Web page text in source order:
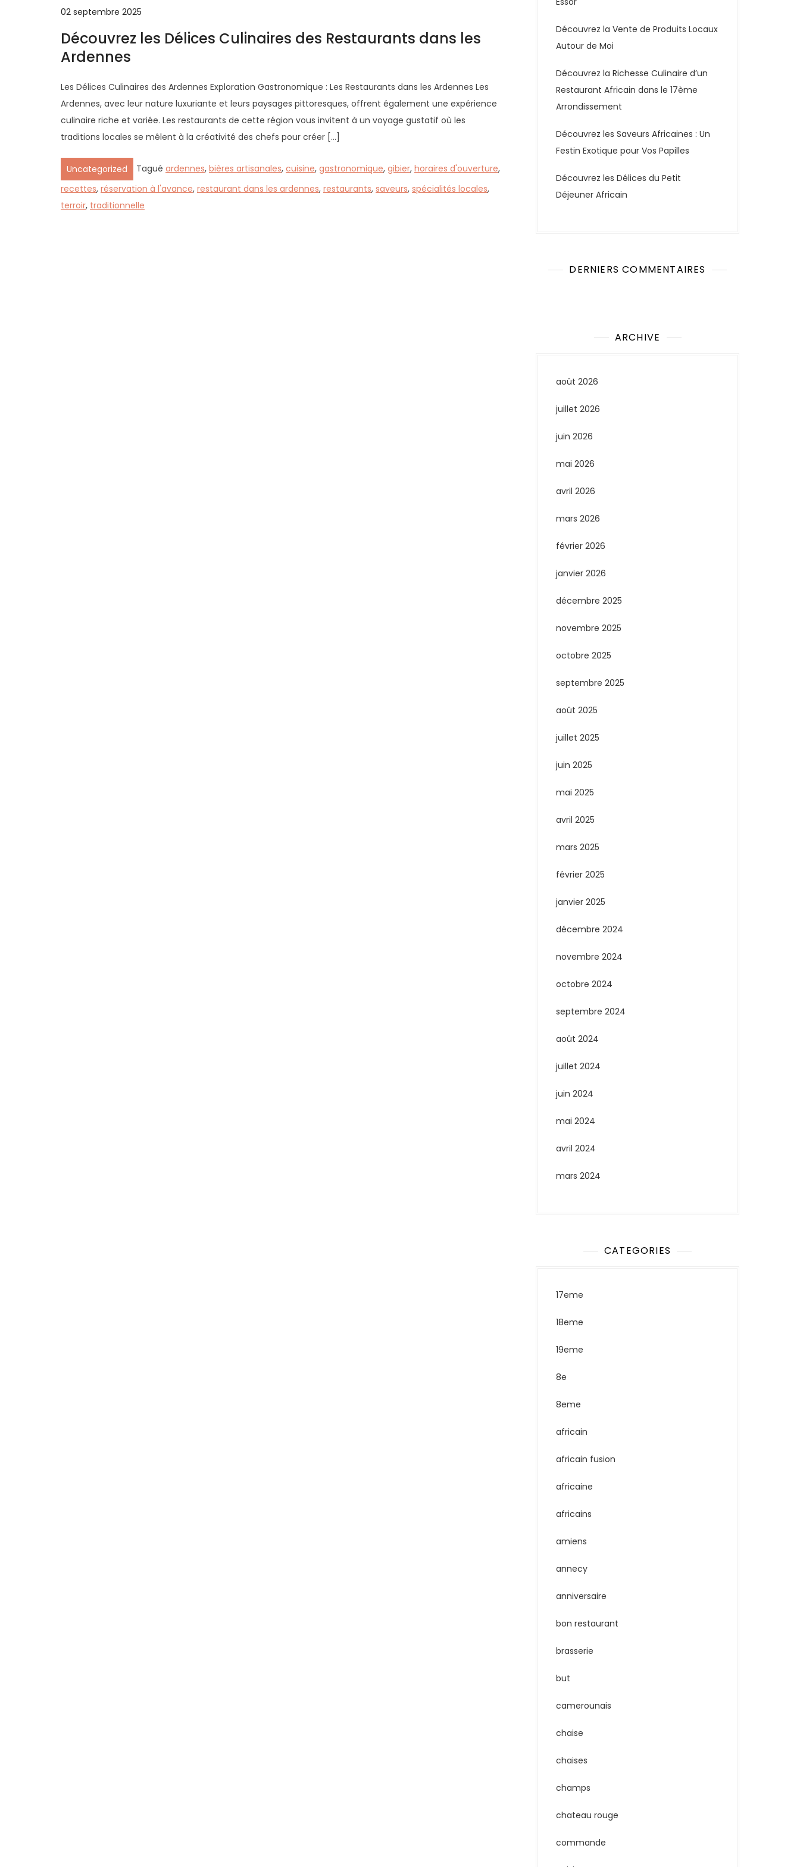
02 septembre 2025
Découvrez les Délices Culinaires des Restaurants dans les
Ardennes
Les Délices Culinaires des Ardennes Exploration Gastronomique : Les Restaurants dans les Ardennes Les
Ardennes, avec leur nature luxuriante et leurs paysages pittoresques, offrent également une expérience
culinaire riche et variée. Les restaurants de cette région vous invitent à un voyage gustatif où les
traditions locales se mêlent à la créativité des chefs pour créer […]
Uncategorized Tagué ardennes, bières artisanales, cuisine, gastronomique, gibier, horaires d'ouverture,
recettes, réservation à l'avance, restaurant dans les ardennes, restaurants, saveurs, spécialités locales,
terroir, traditionnelle
Découvrez la Vente de Produits Locaux
Autour de Moi
Découvrez la Richesse Culinaire d’un
Restaurant Africain dans le 17ème
Arrondissement
Découvrez les Saveurs Africaines : Un
Festin Exotique pour Vos Papilles
Découvrez les Délices du Petit
Déjeuner Africain
DERNIERS COMMENTAIRES
ARCHIVE
août 2026
juillet 2026
juin 2026
mai 2026
avril 2026
mars 2026
février 2026
janvier 2026
décembre 2025
novembre 2025
octobre 2025
septembre 2025
août 2025
juillet 2025
juin 2025
mai 2025
avril 2025
mars 2025
février 2025
janvier 2025
décembre 2024
novembre 2024
octobre 2024
septembre 2024
août 2024
juillet 2024
juin 2024
mai 2024
avril 2024
mars 2024
CATEGORIES
17eme
18eme
19eme
8e
8eme
africain
africain fusion
africaine
africains
amiens
annecy
anniversaire
bon restaurant
brasserie
but
camerounais
chaise
chaises
champs
chateau rouge
commande